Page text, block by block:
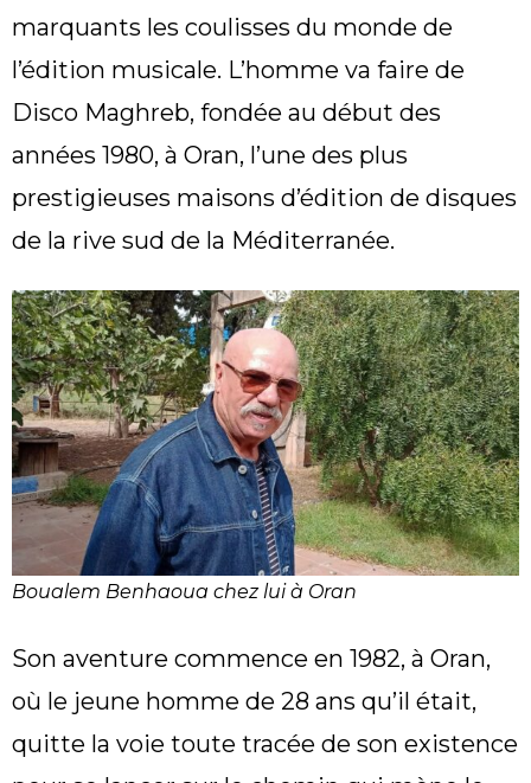
marquants les coulisses du monde de
l’édition musicale. L’homme va faire de
Disco Maghreb, fondée au début des
années 1980, à Oran, l’une des plus
prestigieuses maisons d’édition de disques
de la rive sud de la Méditerranée.
Boualem Benhaoua chez lui à Oran
Son aventure commence en 1982, à Oran,
où le jeune homme de 28 ans qu’il était,
quitte la voie toute tracée de son existence